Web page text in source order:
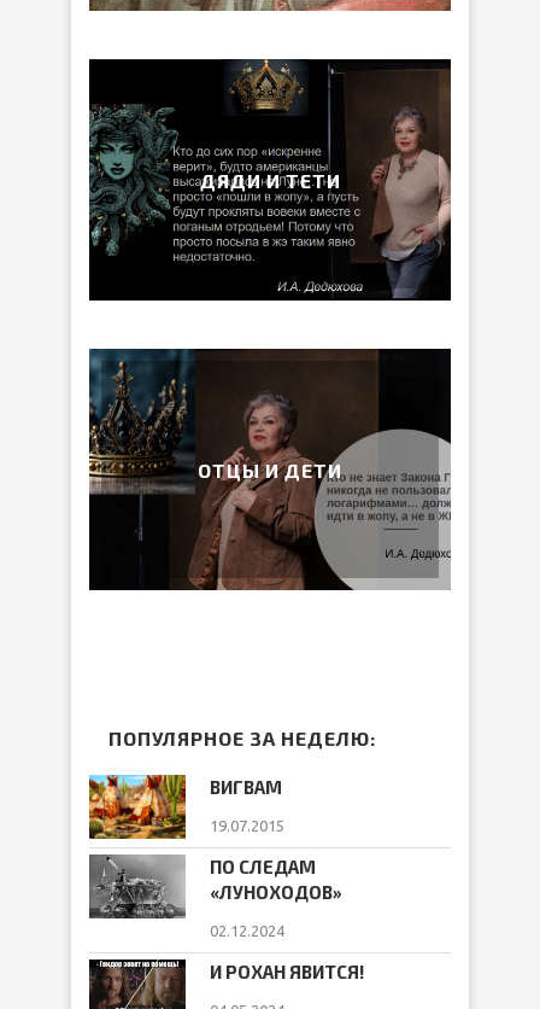
ДЯДИ И ТЕТИ
ОТЦЫ И ДЕТИ
ПОПУЛЯРНОЕ ЗА НЕДЕЛЮ:
ВИГВАМ
19.07.2015
ПО СЛЕДАМ
«ЛУНОХОДОВ»
02.12.2024
И РОХАН ЯВИТСЯ!